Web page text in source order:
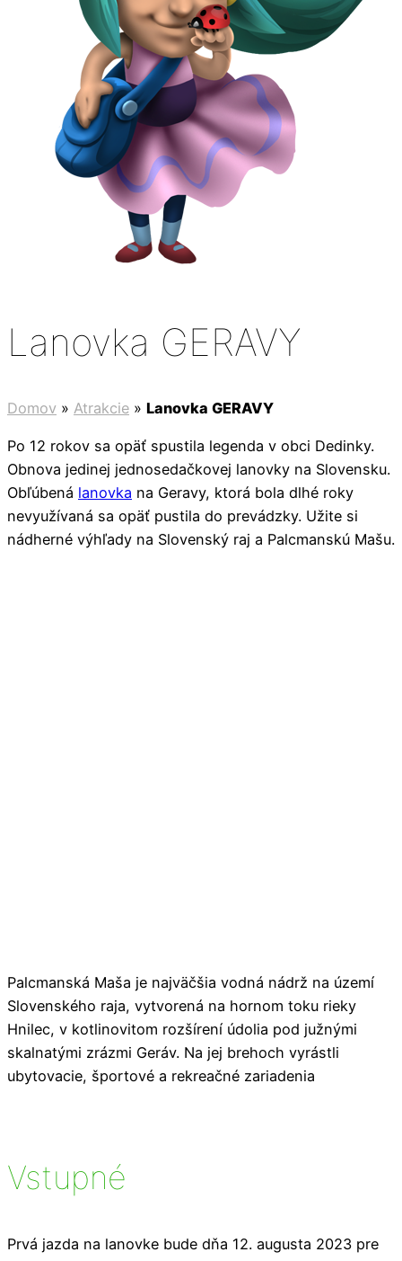
Lanovka GERAVY
Domov » Atrakcie » Lanovka GERAVY
Po 12 rokov sa opäť spustila legenda v obci Dedinky.
Obnova jedinej jednosedačkovej lanovky na Slovensku.
Obľúbená lanovka na Geravy, ktorá bola dlhé roky
nevyužívaná sa opäť pustila do prevádzky. Užite si
nádherné výhľady na Slovenský raj a Palcmanskú Mašu.
Palcmanská Maša je najväčšia vodná nádrž na území
Slovenského raja, vytvorená na hornom toku rieky
Hnilec, v kotlinovitom rozšírení údolia pod južnými
skalnatými zrázmi Geráv. Na jej brehoch vyrástli
ubytovacie, športové a rekreačné zariadenia
Vstupné
Prvá jazda na lanovke bude dňa 12. augusta 2023 pre